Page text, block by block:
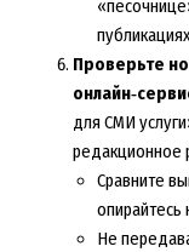
Проверьте
для СМИ
редакционное
Сравните
опирайтесь
Не